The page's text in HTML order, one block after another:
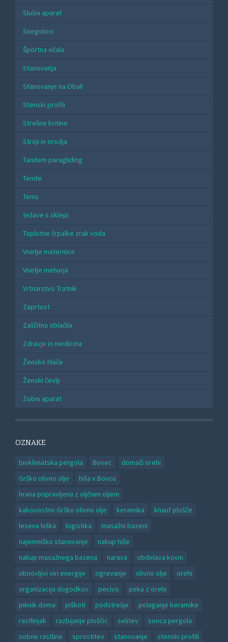
Slušni aparat
Snegolovi
Športna očala
Stanovanja
Stanovanje na Obali
Stenski profili
Strešne kritine
Stroji in orodja
Tandem paragliding
Tende
Tenis
težave s sklepi
Toplotne črpalke zrak voda
Vnetje maternice
Vnetje mehurja
Vrtnarstvo Tratnik
Zaprtost
Zaščitna oblačila
Zdravje in medicina
Ženske hlače
Ženski čevlji
Zobni aparat
OZNAKE
bioklimatska pergola Bovec
domači orehi
Grško olivno olje
hiša v Bovcu
hrana pripravljena z oljčnim oljem
kakovostno Grško olivno olje
keramika
knauf plošče
lesena hiška
logistika
masažni bazeni
najemniško stanovanje
nakup hiše
nakup masažnega bazena
narava
obdelava kovin
obnovljivi viri energije
ogrevanje olivno olje
orehi
organizacija dogodkov
pecivo
peka z orehi
piknik doma
piškoti podstrešje
polaganje keramike
rastlinjak
razbijanje ploščic selitev
senca pergola
sobne rastline
sprostitev stanovanje stenski profili